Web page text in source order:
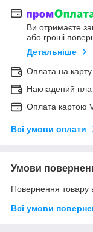
Ви отримаєте
або гроші
Детальніше
Оплата на
Накладений
Оплата картою
Всі умови оплати
Умови
Повернення товару
Всі умови